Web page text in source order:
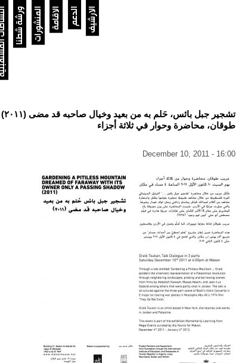
ورشة شطنا المنشورات الاقامة الدعم الارشيف
تشجير
طوقان، محاضرة وحوار في ثلاثة أجزاء
December 10, 2011 - 16:00